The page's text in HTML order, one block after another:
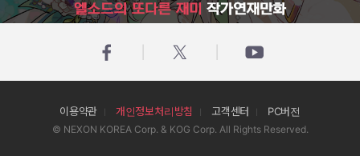
이용약관 개인정보처리방침 고객센터 PC버전
© NEXON KOREA Corp. & KOG Corp. All Rights Reserved.